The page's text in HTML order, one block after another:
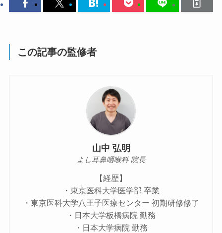
この記事の監修者
山中 弘明
よし耳鼻咽喉科 院長
【経歴】
・東京医科大学医学部 卒業
・東京医科大学八王子医療センター 初期研修修了
・日本大学板橋病院 勤務
・日本大学病院 勤務